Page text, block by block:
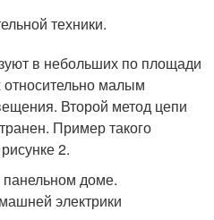
техники.
в небольших по площади
малым
Второй метод цепи
Пример такого
2.